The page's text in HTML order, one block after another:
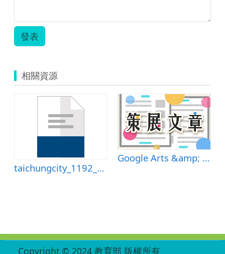
發表
相關資源
taichungcity_1192_資訊種子語文科教學設計by康軒版六上第十課陳思三帖.doc
Google Arts &amp; Culture
Copyright © 2024 教育部 版權所有